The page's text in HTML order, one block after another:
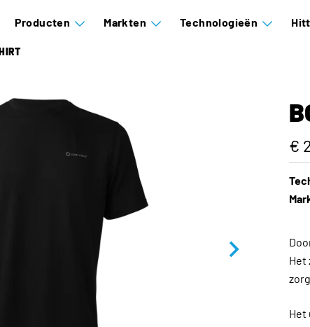
Producten Markten Technologieën
€
Het
Het